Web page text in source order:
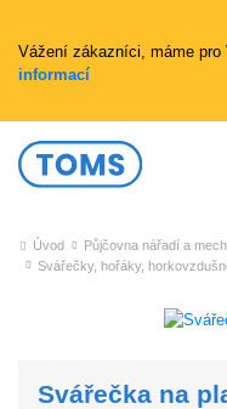
Vážení zákazníci, máme
informací
Úvod Půjčovna nářadí a
Svářečky, hořáky,
Svářečka na